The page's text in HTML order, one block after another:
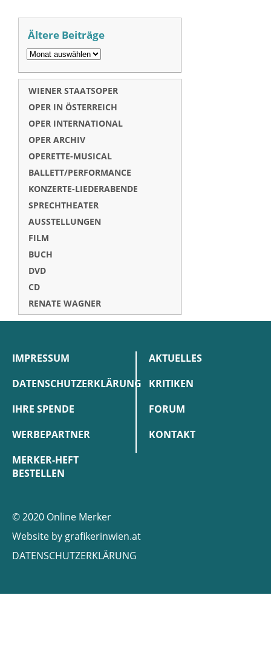
Ältere Beiträge
WIENER STAATSOPER
OPER IN ÖSTERREICH
OPER INTERNATIONAL
OPER ARCHIV
OPERETTE-MUSICAL
BALLETT/PERFORMANCE
KONZERTE-LIEDERABENDE
SPRECHTHEATER
AUSSTELLUNGEN
FILM
BUCH
DVD
CD
RENATE WAGNER
IMPRESSUM
DATENSCHUTZERKLÄRUNG
IHRE SPENDE
WERBEPARTNER
MERKER-HEFT
BESTELLEN
AKTUELLES
KRITIKEN
FORUM
KONTAKT
© 2020 Online Merker
Website by grafikerinwien.at
DATENSCHUTZERKLÄRUNG